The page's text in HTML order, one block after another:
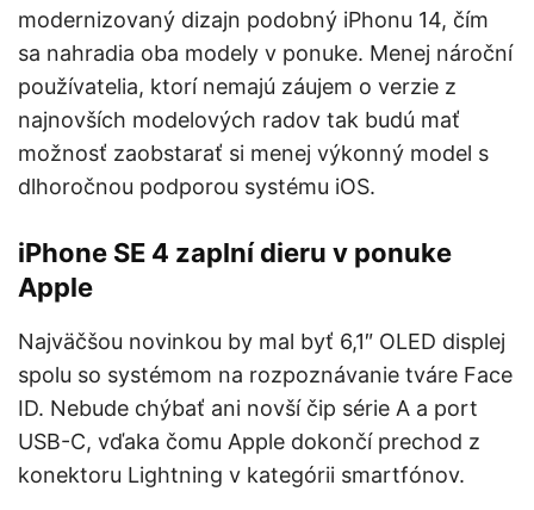
modernizovaný dizajn podobný iPhonu 14, čím
sa nahradia oba modely v ponuke. Menej nároční
používatelia, ktorí nemajú záujem o verzie z
najnovších modelových radov tak budú mať
možnosť zaobstarať si menej výkonný model s
dlhoročnou podporou systému iOS.
iPhone SE 4 zaplní dieru v ponuke
Apple
Najväčšou novinkou by mal byť 6,1″ OLED displej
spolu so systémom na rozpoznávanie tváre Face
ID. Nebude chýbať ani novší čip série A a port
USB-C, vďaka čomu Apple dokončí prechod z
konektoru Lightning v kategórii smartfónov.